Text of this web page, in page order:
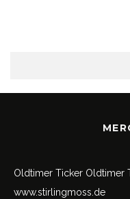
Oldtimer Ticker Oldtimer
www.stirlingmoss.de